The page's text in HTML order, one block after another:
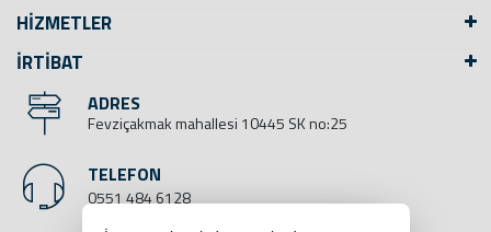
HİZMETLER
İRTİBAT
ADRES
Fevziçakmak mahallesi 10445 SK no:25
TELEFON
0551 484 6128